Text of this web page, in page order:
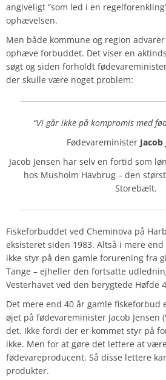
angiveligt “som led i en
ophævelsen.
Men både kommune og region
ophæve forbuddet. Det viser en
søgt og siden forholdt
der skulle være noget problem:
“Vi går ikke på kompromis med
Fødevareminister Jacob
Jacob Jensen har selv en fortid som
hos Musholm Havbrug – den
Storebælt.
Fiskeforbuddet ved Cheminova på
eksisteret siden 1983. Altså i mere
ikke styr på den gamle forurening fra
Tange – ejheller den fortsatte
Vesterhavet ved den berygtede Høfde
Det mere end 40 år gamle
øjet på fødevareminister Jacob Jensen
det. Ikke fordi der er kommet styr på
ikke. Men for at gøre det lettere at
fødevareproducent. Så disse lettere
produkter.